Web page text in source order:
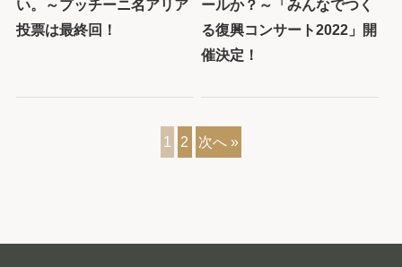
い。～プッチーニ名アリア
投票は最終回！
ールか？～「みんなでつく
る復興コンサート2022」開
催決定！
1 2 次へ »